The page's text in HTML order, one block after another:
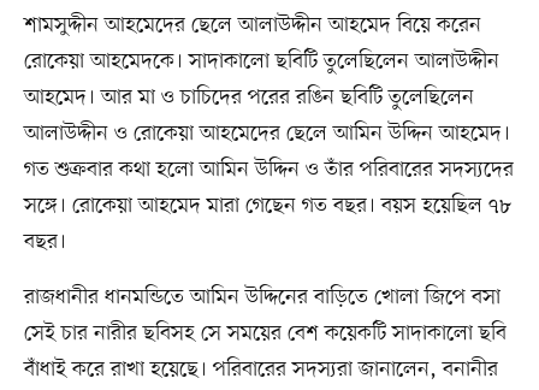
শামসুদ্দীন আহমেদের ছেলে আলাউদ্দীন আহমেদ বিয়ে করেন
রোকেয়া আহমেদকে। সাদাকালো ছবিটি তুলেছিলেন আলাউদ্দীন
আহমেদ। আর মা ও চাচিদের পরের রঙিন ছবিটি তুলেছিলেন
আলাউদ্দীন ও রোকেয়া আহমেদের ছেলে আমিন উদ্দিন আহমেদ।
গত শুক্রবার কথা হলো আমিন উদ্দিন ও তাঁর পরিবারের সদস্যদের
সঙ্গে। রোকেয়া আহমেদ মারা গেছেন গত বছর। বয়স হয়েছিল ৭৮
বছর।
রাজধানীর ধানমন্ডিতে আমিন উদ্দিনের বাড়িতে খোলা জিপে বসা
সেই চার নারীর ছবিসহ সে সময়ের বেশ কয়েকটি সাদাকালো ছবি
বাঁধাই করে রাখা হয়েছে। পরিবারের সদস্যরা জানালেন, বনানীর